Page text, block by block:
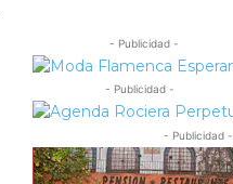
- Publicidad -
- Publicidad -
- Publicidad -